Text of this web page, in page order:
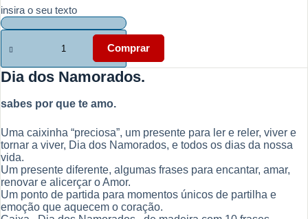
original
era:
15,00 €.
atual
é:
11,00 €.
insira o seu texto
Quantidade
de
dos
Namorados
sabes
que
te
amo
Comprar
Dia dos Namorados.
sabes por que te amo.
Uma caixinha “preciosa”, um presente para ler e reler, viver e
tornar a viver, Dia dos Namorados, e todos os dias da nossa
vida.
Um presente diferente, algumas frases para encantar, amar,
renovar e alicerçar o Amor.
Um ponto de partida para momentos únicos de partilha e
emoção que aquecem o coração.